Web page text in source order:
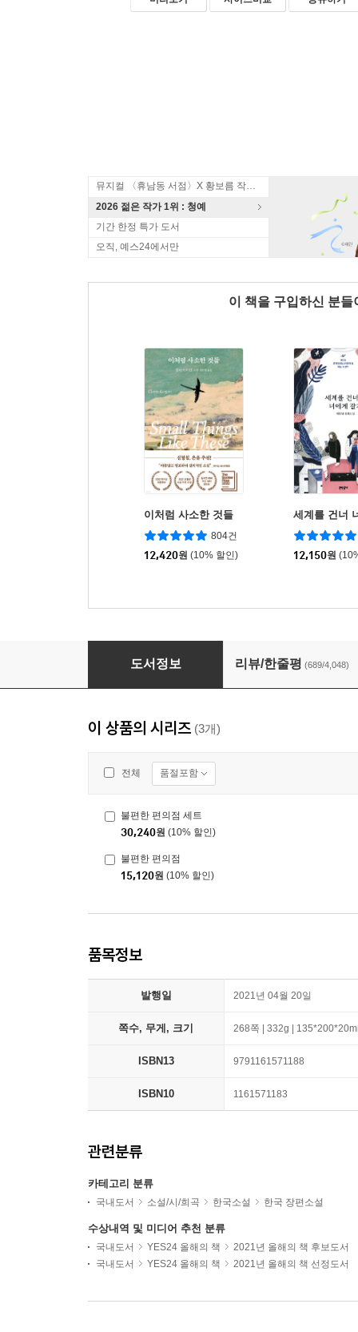
뮤지컬 〈휴남동 서점〉X 황보름 작가 북토크
2026 젊은 작가 1위 : 청예
기간 한정 특가 도서
오직, 예스24에서만
이 책을 구입하신 분
이처럼 사소한 것들
804건
12,420원 (10% 할인)
세계를 건너
12,150원
불편한 편의점
도서정보 리뷰/한줄평 (689/4,048)
이 상품의 시리즈 (3개)
전체 품절포함
불편한 편의점 세트
30,240원 (10% 할인)
불편한 편의점
15,120원 (10% 할인)
품목정보
발행일 2021년 04월 20일
쪽수, 무게, 크기 268쪽 | 332g |
ISBN13 9791161571188
ISBN10 1161571183
관련분류
카테고리 분류
국내도서 소설/시/희곡 한국소설 한국 장편소설
수상내역 및 미디어 추천 분류
국내도서 YES24 올해의 책
2021년 올해의 책 후보도서
국내도서
YES24 올해의 책 2021년 올해의 책 선정도서